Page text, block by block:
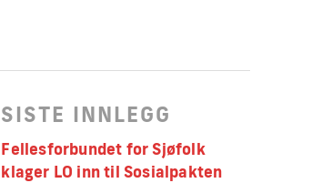
SISTE INNLEGG
Fellesforbundet for Sjøfolk
klager LO inn til Sosialpakten